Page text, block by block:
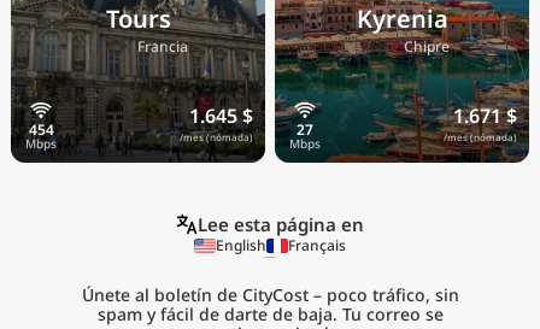
Tours
🇫🇷Francia
1.645 $
/mes (nómada)
Kyrenia
🇨🇾Chipre
1.671 $
/mes (nómada)
Lee esta página en
English Français
Únete al boletín de CityCost – poco tráfico, sin
spam y fácil de darte de baja. Tu correo se